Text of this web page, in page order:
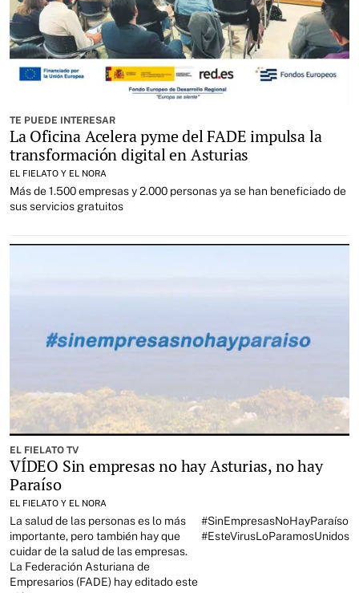
TE PUEDE INTERESAR
La Oficina Acelera pyme del FADE impulsa la
transformación digital en Asturias
EL FIELATO Y EL NORA
Más de 1.500 empresas y 2.000 personas ya se han beneficiado de
sus servicios gratuitos
EL FIELATO TV
VÍDEO Sin empresas no hay Asturias, no hay
Paraíso
EL FIELATO Y EL NORA
La salud de las personas es lo más
importante, pero también hay que
cuidar de la salud de las empresas.
La Federación Asturiana de
Empresarios (FADE) hay editado este
#SinEmpresasNoHayParaíso
#EsteVirusLoParamosUnidos